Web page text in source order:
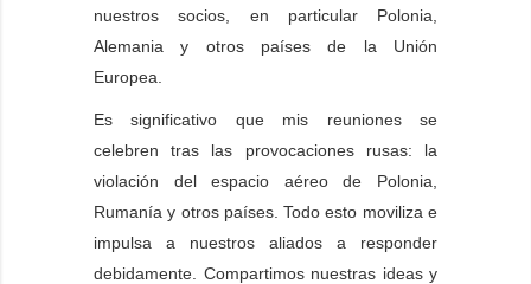
nuestros socios, en particular Polonia,
Alemania y otros países de la Unión
Europea.
Es significativo que mis reuniones se
celebren tras las provocaciones rusas: la
violación del espacio aéreo de Polonia,
Rumanía y otros países. Todo esto moviliza e
impulsa a nuestros aliados a responder
debidamente. Compartimos nuestras ideas y